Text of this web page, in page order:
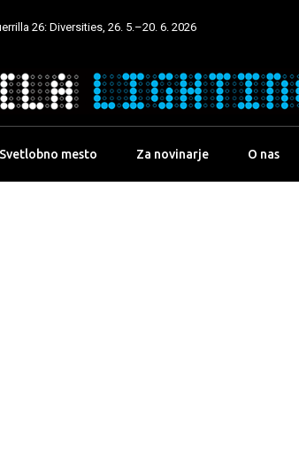
26: Diversities, 26. 5.–20. 6. 2026
Svetlobno mesto Za novinarje O nas